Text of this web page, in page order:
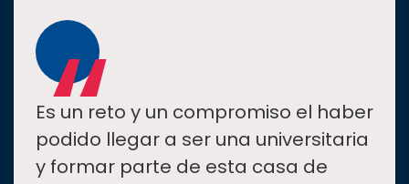
“
Es un reto y un compromiso el haber
podido llegar a ser una universitaria
y formar parte de esta casa de